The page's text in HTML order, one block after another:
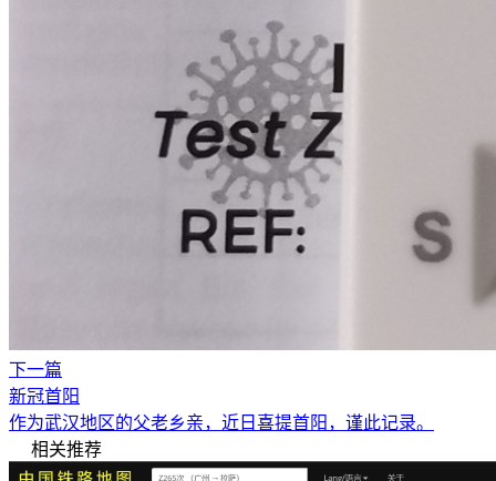
下一篇
新冠首阳
作为武汉地区的父老乡亲，近日喜提首阳，谨此记录。
相关推荐